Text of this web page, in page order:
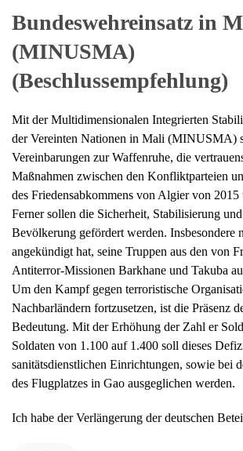
Bundeswehreinsatz in
(MINUSMA)
(Beschlussempfehlung)
Mit der Multidimensionalen Integrierten
der Vereinten Nationen in Mali (MINUSMA)
Vereinbarungen zur Waffenruhe, die
Maßnahmen zwischen den Konfliktparteien
des Friedensabkommens von Algier von 2015
Ferner sollen die Sicherheit, Stabilisierung
Bevölkerung gefördert werden. Insbesondere
angekündigt hat, seine Truppen aus den von
Antiterror-Missionen Barkhane und Takuba
Um den Kampf gegen terroristische
Nachbarländern fortzusetzen, ist die Präsenz
Bedeutung. Mit der Erhöhung der Zahl er
Soldaten von 1.100 auf 1.400 soll dieses
sanitätsdienstlichen Einrichtungen, sowie bei
des Flugplatzes in Gao ausgeglichen werden.
Ich habe der Verlängerung der deutschen